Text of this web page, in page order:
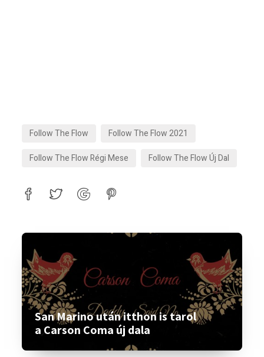
Follow The Flow
Follow The Flow 2021
Follow The Flow Régi Mese
Follow The Flow Új Dal
San Marino után itthon is tarol
a Carson Coma új dala